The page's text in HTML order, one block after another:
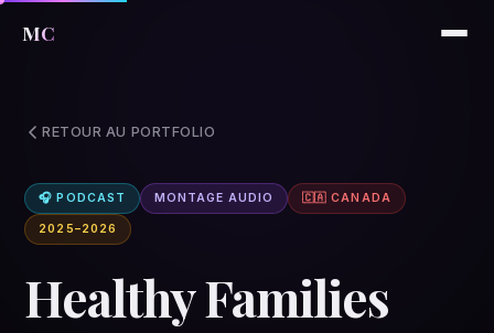
MC
RETOUR AU PORTFOLIO
🎧 PODCAST MONTAGE AUDIO 🇨🇦 CANADA
2025–2026
Healthy Families